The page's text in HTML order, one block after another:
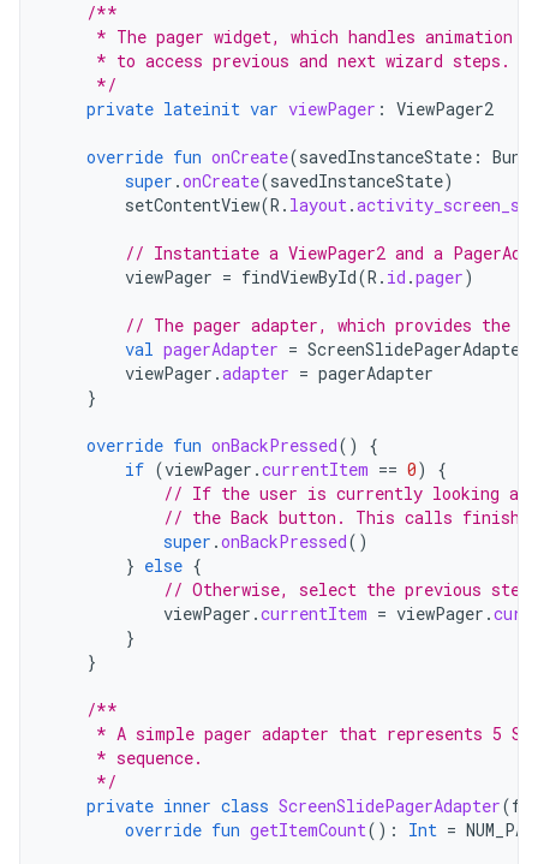
/**
* The pager widget, which handles animation
     * to access previous and next wizard steps.
     */
private lateinit var viewPager : ViewPager2
override fun onCreate(savedInstanceState :
super .onCreate(savedInstanceState)
setContentView(R . layout.
// Instantiate a ViewPager2 and a
viewPager = findViewById(R . id .pager)
// The pager adapter, which provides the
val pagerAdapter = ScreenSlidePagerAdapter
viewPager .adapter = pagerAdapter
}
override fun onBackPressed()
{
if (viewPager .currentItem == 0)
{
// If the user is currently looking at
// the Back button. This calls
super .onBackPressed()
} else {
// Otherwise, select the previous step.
viewPager .currentItem = viewPager .
}
}
/**
* A simple pager adapter that represents 5
     * sequence.
     */
private inner class ScreenSlidePagerAdapter(fa
override fun getItemCount(): Int =